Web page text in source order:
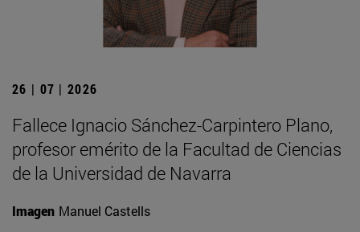
26 | 07 | 2026
Fallece Ignacio Sánchez-Carpintero Plano,
profesor emérito de la Facultad de Ciencias
de la Universidad de Navarra
Imagen Manuel Castells